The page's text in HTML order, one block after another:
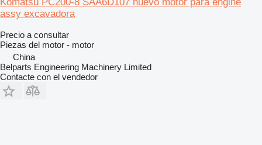
assy excavadora
Precio a consultar
Piezas del motor - motor
China
Belparts Engineering Machinery Limited
Contacte con el vendedor